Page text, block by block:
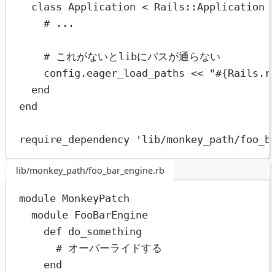
class Application < Rails::Application
# ...
# これがないとlibにパスが通らない
config. eager_load_paths << "#{Rails .
end
end
require_dependency 'lib/monkey_path/
lib/monkey_path/foo_bar_engine.rb
module MonkeyPatch
module FooBarEngine
def do_something
# オーバーライドする
end